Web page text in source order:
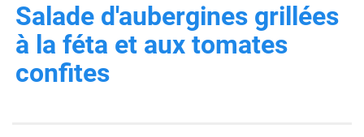
Salade d'aubergines grillées
à la féta et aux tomates
confites